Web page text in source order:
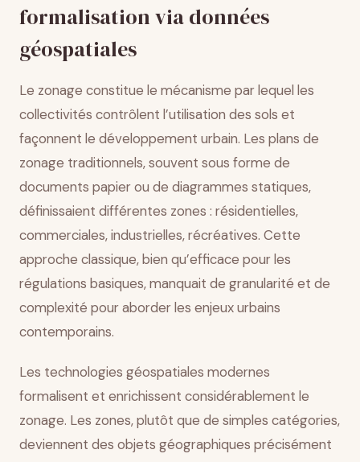
formalisation via données
géospatiales
Le zonage constitue le mécanisme par lequel les
collectivités contrôlent l’utilisation des sols et
façonnent le développement urbain. Les plans de
zonage traditionnels, souvent sous forme de
documents papier ou de diagrammes statiques,
définissaient différentes zones : résidentielles,
commerciales, industrielles, récréatives. Cette
approche classique, bien qu’efficace pour les
régulations basiques, manquait de granularité et de
complexité pour aborder les enjeux urbains
contemporains.
Les technologies géospatiales modernes
formalisent et enrichissent considérablement le
zonage. Les zones, plutôt que de simples catégories,
deviennent des objets géographiques précisément